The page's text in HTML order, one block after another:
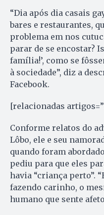
“Dia após dia casais
bares e restaurantes,
problema em nos
parar de se encostar?
família!’, como se
à sociedade”, diz a
Facebook.
[relacionadas
Conforme relatos do
Lôbo, ele e seu
quando foram
pediu para que eles
havia “criança perto”.
fazendo carinho, o
humano que sente